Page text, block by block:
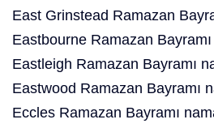
East Grinstead Ramazan
Eastbourne Ramazan
Eastleigh Ramazan Bayramı
Eastwood Ramazan Bayramı
Eccles Ramazan Bayramı